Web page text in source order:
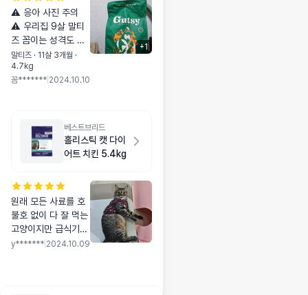
⚠️ 응아 사진 주의
⚠️ 우리집 9살 말티
즈 꼼이는 성격도 예
민, 장도 예민, 입맛
도 까다롭습니다. 지
금까지 크게 아픈적
끊은지는 몇년이 되
었고, 저도 사료에는
유목민이였기에 검진
래도 입에 들어가는
건 아무거나 줄 수 없
다고 생각해서 열심
히 공부하다 여러가
지 좋은 사료들을 찾
말티즈 · 11살 3개월 ·
4.7kg
꼼******* 2024.10.10
+1
베스트브리드
홀리스틱 캣 다이
어트 치킨 5.4kg
원래 모든 사료를 호
불호 없이 다 잘 먹는
고양이지만 급식기에
사료 채울 때 달려와
y******* 2024.10.09